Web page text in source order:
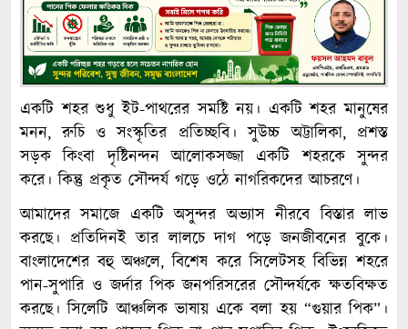
একটি শহর শুধু ইট-পাথরের সমষ্টি নয়। একটি শহর মানুষের
মনন, রুচি ও সংস্কৃতির প্রতিচ্ছবি। সুউচ্চ অট্টালিকা, প্রশস্ত
সড়ক কিংবা দৃষ্টিনন্দন আলোকসজ্জা একটি শহরকে সুন্দর
করে। কিন্তু প্রকৃত সৌন্দর্য গড়ে ওঠে নাগরিকদের আচরণে।
আমাদের সমাজে একটি অসুন্দর অভ্যাস নীরবে বিস্তার লাভ
করছে। প্রতিদিনই তার লালচে দাগ পড়ে জনজীবনের বুকে।
বাংলাদেশের বহু অঞ্চলে, বিশেষ করে সিলেটসহ বিভিন্ন শহরে
পান-সুপারি ও জর্দার পিক জনপরিসরের সৌন্দর্যকে ক্ষতবিক্ষত
করছে। সিলেটি আঞ্চলিক ভাষায় একে বলা হয় “গুয়ার পিক”।